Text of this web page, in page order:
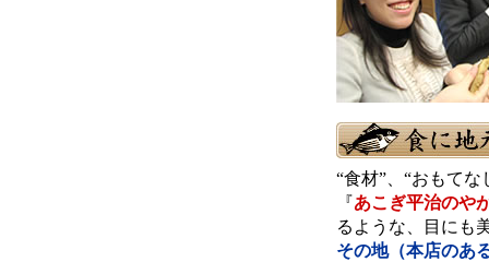
“食材”、“おもて
『あこぎ平治のや
るような、目にも
その地（本店のあ